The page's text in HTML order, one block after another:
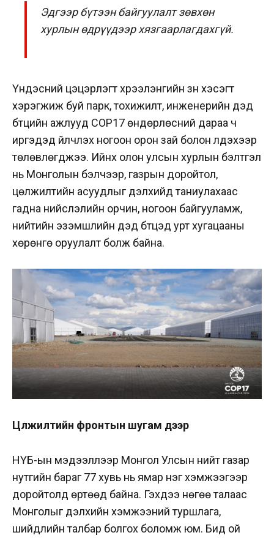
Эдгээр бүтээн байгуулалт зөвхөн
хурлын өдрүүдээр хязгаарлагдахгүй.
Үндэсний цэцэрлэгт хүрээлэнгийн зүүн хэсэгт
хэрэгжиж буй парк, тохижилт, инженерийн дэд
бүтцийн ажлууд COP17 өндөрлөсний дараа ч
иргэдэд үйлчлэх ногоон орон зай болон үлдэхээр
төлөвлөгджээ. Ийнхүү олон улсын хурлын бэлтгэл
нь Монголын бэлчээр, газрын доройтол,
цөлжилтийн асуудлыг дэлхийд таниулахаас
гадна нийслэлийн орчин, ногоон байгууламж,
нийтийн эзэмшлийн дэд бүтцэд урт хугацааны
хөрөнгө оруулалт болж байна.
Цөлжилтийн фронтын шугам дээр
НҮБ-ын мэдээллээр Монгол Улсын нийт газар
нутгийн бараг 77 хувь нь ямар нэг хэмжээгээр
доройтолд өртөөд байна. Гэхдээ нөгөө талаас
Монголыг дэлхийн хэмжээний туршлага,
шийдлийн талбар болгох боломж юм. Бид ой